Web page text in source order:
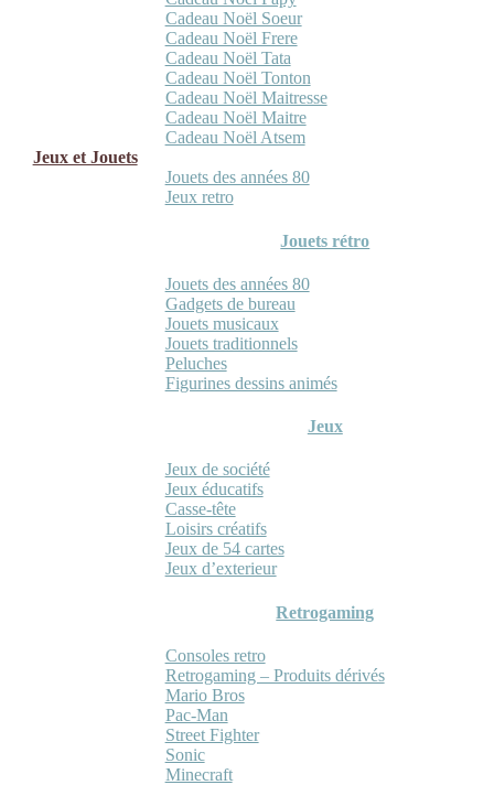
Cadeau Noël Soeur
Cadeau Noël Frere
Cadeau Noël Tata
Cadeau Noël Tonton
Cadeau Noël Maitresse
Cadeau Noël Maitre
Cadeau Noël Atsem
Jeux et Jouets
Jouets des années 80
Jeux retro
Jouets rétro
Jouets des années 80
Gadgets de bureau
Jouets musicaux
Jouets traditionnels
Peluches
Figurines dessins animés
Jeux
Jeux de société
Jeux éducatifs
Casse-tête
Loisirs créatifs
Jeux de 54 cartes
Jeux d’exterieur
Retrogaming
Consoles retro
Retrogaming – Produits dérivés
Mario Bros
Pac-Man
Street Fighter
Sonic
Minecraft